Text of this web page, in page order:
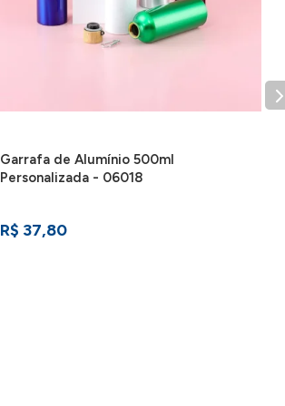
Garrafa de Alumínio 500ml
Personalizada - 06018
R$ 37,80